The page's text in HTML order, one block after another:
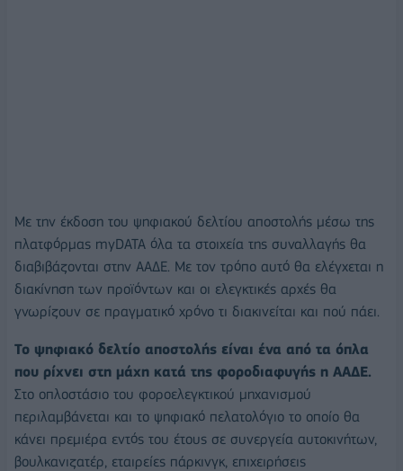
Με την έκδοση του ψηφιακού δελτίου αποστολής μέσω της
πλατφόρμας myDATA όλα τα στοιχεία της συναλλαγής θα
διαβιβάζονται στην ΑΑΔΕ. Με τον τρόπο αυτό θα ελέγχεται η
διακίνηση των προϊόντων και οι ελεγκτικές αρχές θα
γνωρίζουν σε πραγματικό χρόνο τι διακινείται και πού πάει.
Το ψηφιακό δελτίο αποστολής είναι ένα από τα όπλα
που ρίχνει στη μάχη κατά της φοροδιαφυγής η ΑΑΔΕ.
Στο οπλοστάσιο του φοροελεγκτικού μηχανισμού
περιλαμβάνεται και το ψηφιακό πελατολόγιο το οποίο θα
κάνει πρεμιέρα εντός του έτους σε συνεργεία αυτοκινήτων,
βουλκανιζατέρ, εταιρείες πάρκινγκ, επιχειρήσεις